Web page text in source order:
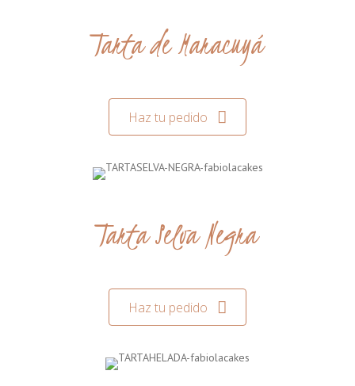
Tarta de Maracuyá
Haz tu pedido
Tarta Selva Negra
Haz tu pedido